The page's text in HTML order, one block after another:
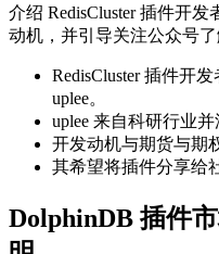
介绍 RedisCluster 插件开
动机，并引导关注公众号了
RedisCluster 插件开
uplee。
uplee 来自科研行业
开发动机与期货与期
其希望将插件分享给
DolphinDB 插件